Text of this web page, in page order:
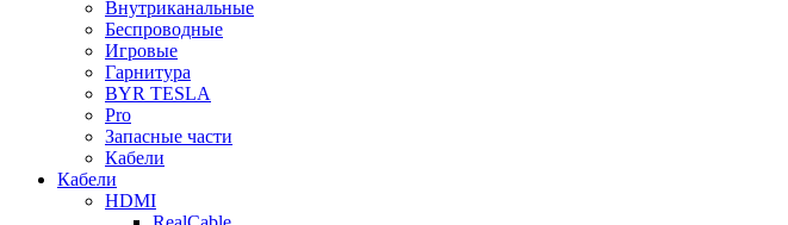
Внутриканальные
Беспроводные
Игровые
Гарнитура
BYR TESLA
Pro
Запасные части
Кабели
Кабели
HDMI